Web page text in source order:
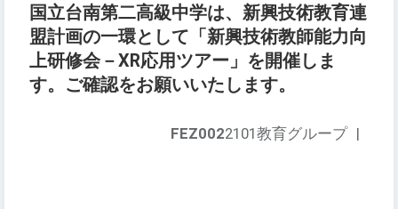
国立台南第二高級中学は、新興技術教育連
盟計画の一環として「新興技術教師能力向
上研修会－XR応用ツアー」を開催しま
す。ご確認をお願いいたします。
FEZ0022101教育グループ |